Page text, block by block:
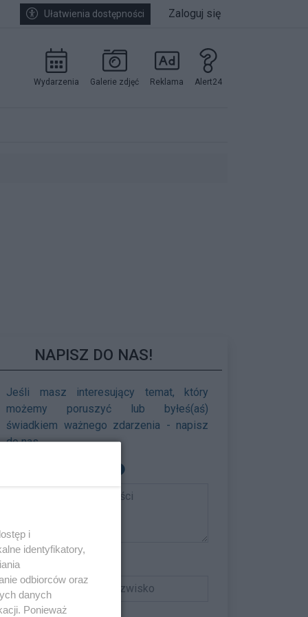
Ułatwienia dostępności Zaloguj się
Wydarzenia Galerie zdjęć Reklama Alert24
NAPISZ DO NAS!
Jeśli masz interesujący temat, który
możemy poruszyć lub byłeś(aś)
świadkiem ważnego zdarzenia - napisz
do nas.
Pole wymagane
Imię i nazwisko
i
identyfikatory,
odbiorców oraz
danych
Ponieważ